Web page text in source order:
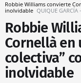
Robbie Williams convierte
inolvidable QUIQUE GARCÍA
Robbie
Cornellà en
colectiva”
inolvidable